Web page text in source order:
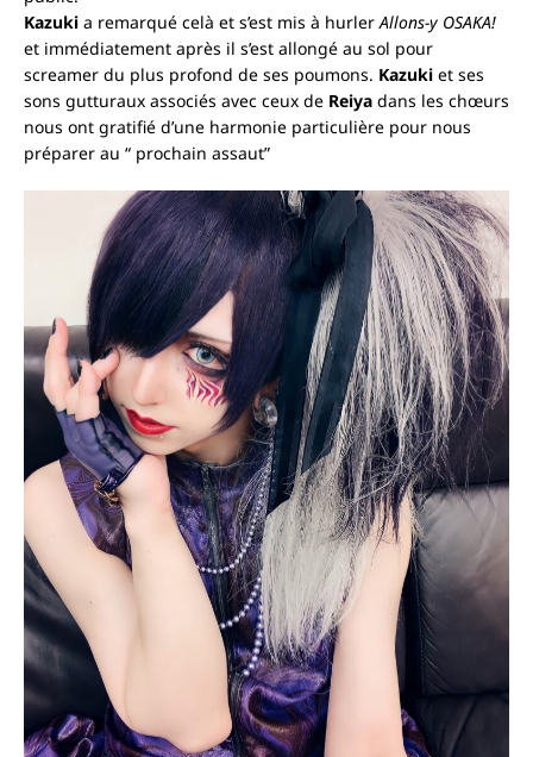
Kazuki a remarqué celà et s’est mis à hurlerAllons-y OSAKA!
et immédiatement après il s’est allongé au sol pour
screamer du plus profond de ses poumons. Kazuki et ses
sons gutturaux associés avec ceux de Reiya dans les chœurs
nous ont gratifié d’une harmonie particulière pour nous
préparer au “ prochain assaut”